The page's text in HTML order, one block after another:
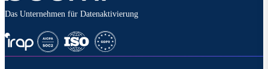
Das Unternehmen für Datenaktivierung